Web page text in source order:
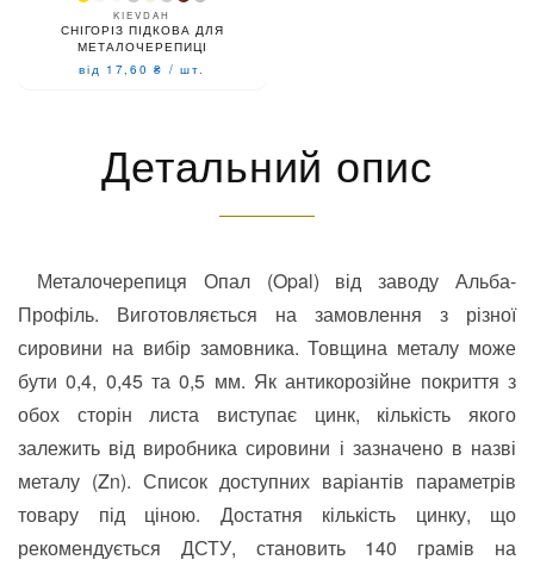
KIEVDAH
СНІГОРІЗ ПІДКОВА ДЛЯ
МЕТАЛОЧЕРЕПИЦІ
від 17,60₴ / шт.
Детальний опис
Металочерепиця Опал (Opal) від заводу Альба-
Профіль. Виготовляється на замовлення з різної
сировини на вибір замовника. Товщина металу може
бути 0,4, 0,45 та 0,5 мм. Як антикорозійне покриття з
обох сторін листа виступає цинк, кількість якого
залежить від виробника сировини і зазначено в назві
металу (Zn). Список доступних варіантів параметрів
товару під ціною. Достатня кількість цинку, що
рекомендується ДСТУ, становить 140 грамів на